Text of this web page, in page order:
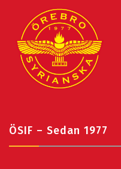
ÖSIF – Sedan 1977